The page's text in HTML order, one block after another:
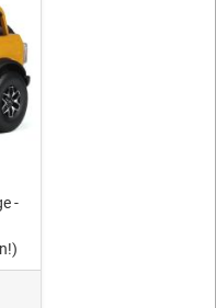
-